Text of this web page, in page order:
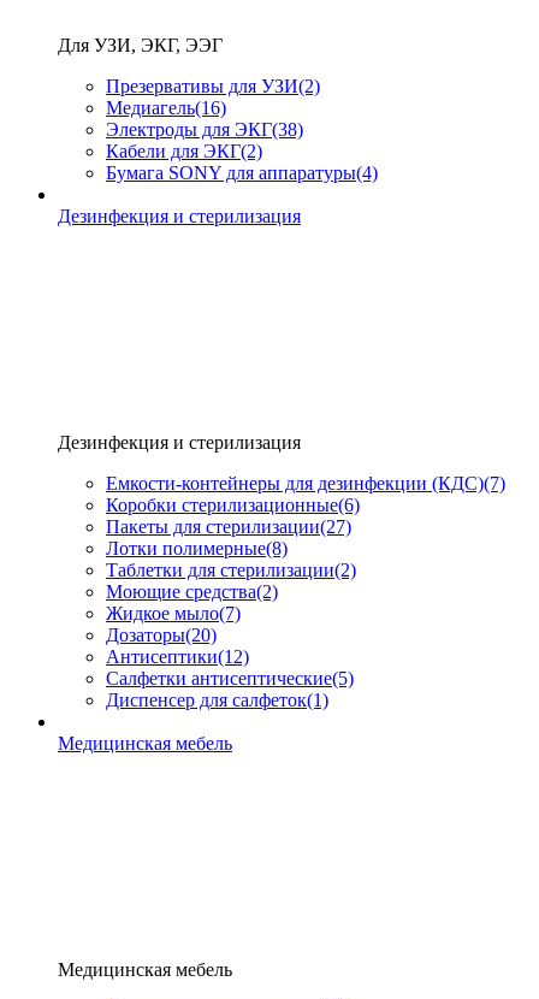
Для УЗИ, ЭКГ, ЭЭГ
Презервативы для УЗИ(2)
Медиагель(16)
Электроды для ЭКГ(38)
Кабели для ЭКГ(2)
Бумага SONY для аппаратуры(4)
Дезинфекция и стерилизация
Дезинфекция и стерилизация
Емкости-контейнеры для дезинфекции (КДС)(7)
Коробки стерилизационные(6)
Пакеты для стерилизации(27)
Лотки полимерные(8)
Таблетки для стерилизации(2)
Моющие средства(2)
Жидкое мыло(7)
Дозаторы(20)
Антисептики(12)
Салфетки антисептические(5)
Диспенсер для салфеток(1)
Медицинская мебель
Медицинская мебель